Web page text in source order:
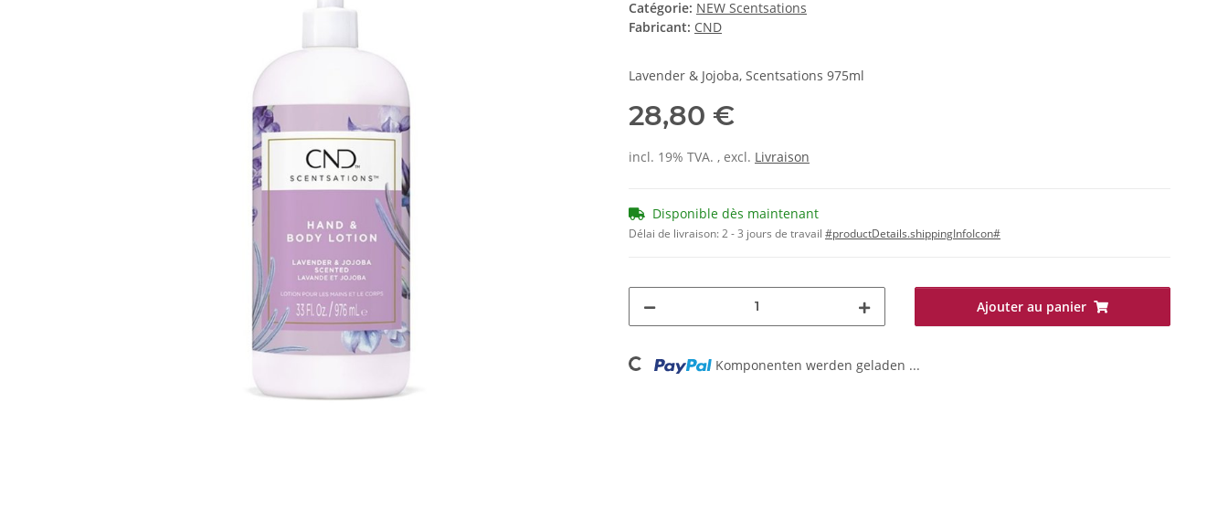
Catégorie: NEW Scentsations
Fabricant: CND
Lavender & Jojoba, Scentsations 975ml
28,80 €
incl. 19% TVA. , excl. Livraison
Disponible dès maintenant
Délai de livraison:2 - 3 jours de travail #productDetails.shippingInfoIcon#
Ajouter au panier
Loading... Komponenten werden geladen ...